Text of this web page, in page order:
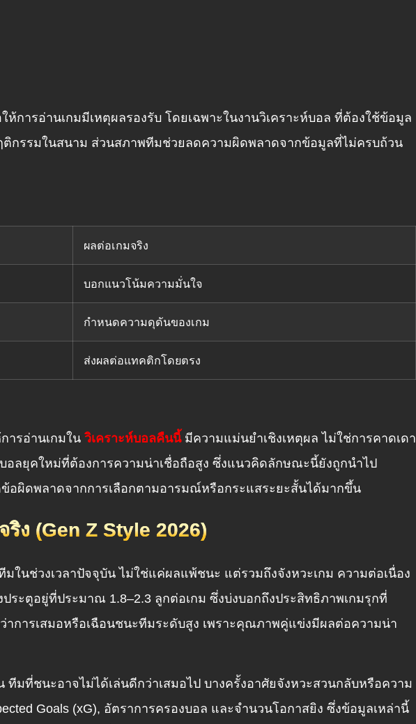
การอ่านเกมมีเหตุผลรองรับ โดยเฉพาะในงานวิเคราะห์บอล ที่ต้องใช้ข้อมูล
กรรมในสนาม ส่วนสภาพทีมช่วยลดความผิดพลาดจากข้อมูลที่ไม่ครบถ้วน
ผลต่อเกมจริง
บอกแนวโน้มความมั่นใจ
กำหนดความดุดันของเกม
ส่งผลต่อแทคติกโดยตรง
ารอ่านเกมใน วิเคราะห์บอลคืนนี้มีความแม่นยำเชิงเหตุผล ไม่ใช่การคาดเดา
อลยุคใหม่ที่ต้องการความน่าเชื่อถือสูง ซึ่งแนวคิดลักษณะนี้ยังถูกนำไป
อผิดพลาดจากการเลือกตามอารมณ์หรือกระแสระยะสั้นได้มากขึ้น
ง (Gen Z Style 2026)
ในช่วงเวลาปัจจุบัน ไม่ใช่แค่ผลแพ้ชนะ แต่รวมถึงจังหวะเกม ความต่อเนื่อง
ะตูอยู่ที่ประมาณ 1.8–2.3 ลูกต่อเกม ซึ่งบ่งบอกถึงประสิทธิภาพเกมรุกที่
การเสมอหรือเฉือนชนะทีมระดับสูง เพราะคุณภาพคู่แข่งมีผลต่อความน่า
มที่ชนะอาจไม่ได้เล่นดีกว่าเสมอไป บางครั้งอาศัยจังหวะสวนกลับหรือความ
Goals (xG), อัตราการครองบอล และจำนวนโอกาสยิง ซึ่งข้อมูลเหล่านี้